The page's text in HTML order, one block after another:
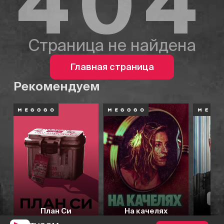
Страница не найдена
Главная страница
Рекомендуем
План Си На качелях